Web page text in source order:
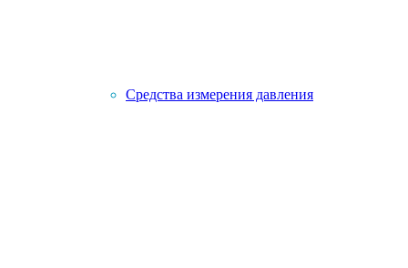
Средства измерения давления